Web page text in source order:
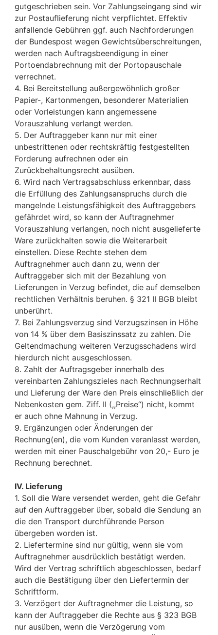
gutgeschrieben sein. Vor Zahlungseingang sind wir
zur Postauflieferung nicht verpflichtet. Effektiv
anfallende Gebühren ggf. auch Nachforderungen
der Bundespost wegen Gewichtsüberschreitungen,
werden nach Auftragsbeendigung in einer
Portoendabrechnung mit der Portopauschale
verrechnet.
4. Bei Bereitstellung außergewöhnlich großer
Papier-, Kartonmengen, besonderer Materialien
oder Vorleistungen kann angemessene
Vorauszahlung verlangt werden.
5. Der Auftraggeber kann nur mit einer
unbestrittenen oder rechtskräftig festgestellten
Forderung aufrechnen oder ein
Zurückbehaltungsrecht ausüben.
6. Wird nach Vertragsabschluss erkennbar, dass
die Erfüllung des Zahlungsanspruchs durch die
mangelnde Leistungsfähigkeit des Auftraggebers
gefährdet wird, so kann der Auftragnehmer
Vorauszahlung verlangen, noch nicht ausgelieferte
Ware zurückhalten sowie die Weiterarbeit
einstellen. Diese Rechte stehen dem
Auftragnehmer auch dann zu, wenn der
Auftraggeber sich mit der Bezahlung von
Lieferungen in Verzug befindet, die auf demselben
rechtlichen Verhältnis beruhen. § 321 II BGB bleibt
unberührt.
7. Bei Zahlungsverzug sind Verzugszinsen in Höhe
von 14 % über dem Basiszinssatz zu zahlen. Die
Geltendmachung weiteren Verzugsschadens wird
hierdurch nicht ausgeschlossen.
8. Zahlt der Auftragsgeber innerhalb des
vereinbarten Zahlungszieles nach Rechnungserhalt
und Lieferung der Ware den Preis einschließlich der
Nebenkosten gem. Ziff. II (,,Preise‘‘) nicht, kommt
er auch ohne Mahnung in Verzug.
9. Ergänzungen oder Änderungen der
Rechnung(en), die vom Kunden veranlasst werden,
werden mit einer Pauschalgebühr von 20,- Euro je
Rechnung berechnet.
IV. Lieferung
1. Soll die Ware versendet werden, geht die Gefahr
auf den Auftraggeber über, sobald die Sendung an
die den Transport durchführende Person
übergeben worden ist.
2. Liefertermine sind nur gültig, wenn sie vom
Auftragnehmer ausdrücklich bestätigt werden.
Wird der Vertrag schriftlich abgeschlossen, bedarf
auch die Bestätigung über den Liefertermin der
Schriftform.
3. Verzögert der Auftragnehmer die Leistung, so
kann der Auftraggeber die Rechte aus § 323 BGB
nur ausüben, wenn die Verzögerung vom